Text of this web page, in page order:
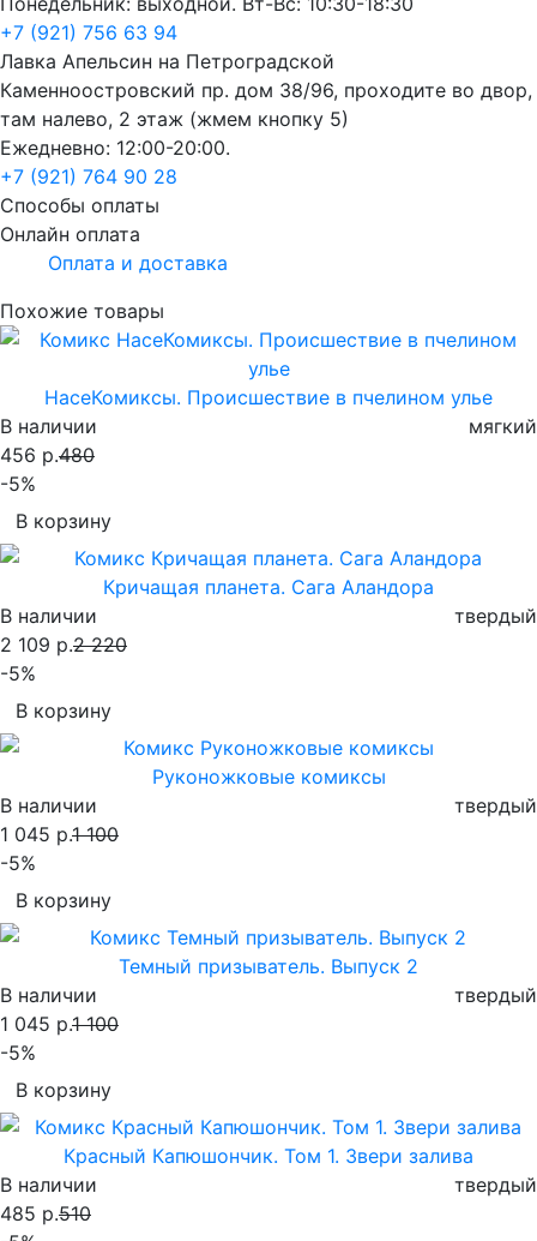
+7 (921) 756 63 94
Лавка Апельсин на Петроградской
Каменноостровский пр. дом 38/96, проходите во двор,
там налево, 2 этаж (жмем кнопку 5)
Ежедневно: 12:00-20:00.
+7 (921) 764 90 28
Способы оплаты
Онлайн оплата
Оплата и доставка
Похожие товары
НасеКомиксы. Происшествие в пчелином улье
В наличии
мягкий
456 р.480
-5%
В корзину
Кричащая планета. Сага Аландора
В наличии
твердый
2 109 р.2 220
-5%
В корзину
Руконожковые комиксы
В наличии
твердый
1 045 р.1 100
-5%
В корзину
Темный призыватель. Выпуск 2
В наличии
твердый
1 045 р.1 100
-5%
В корзину
Красный Капюшончик. Том 1. Звери залива
В наличии
твердый
485 р.510